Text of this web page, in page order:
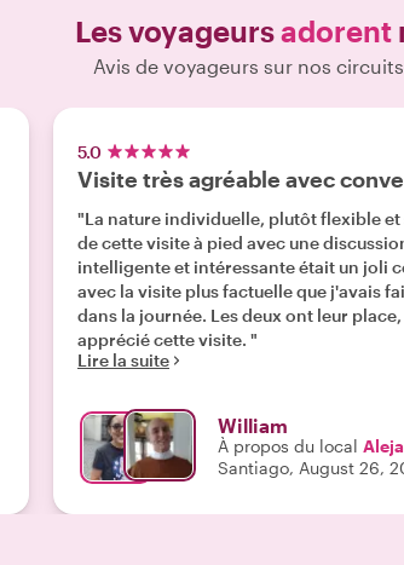
Les voyageursadorent
Avis de voyageurs sur nos
5.0
Visite très agréable avec
"La nature individuelle, plutôt flexible et
de cette visite à pied avec une
intelligente et intéressante était un joli
avec la visite plus factuelle que j'avais
dans la journée. Les deux ont leur
apprécié cette visite. "
Lire la suite
William
À propos du local
Santiago, August 26,